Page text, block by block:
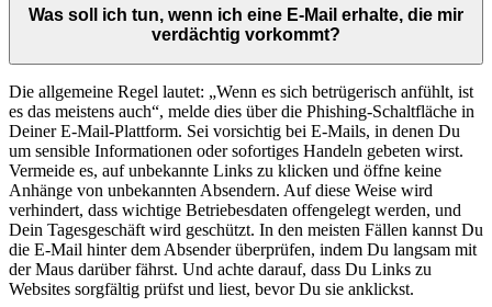
Was soll ich tun, wenn ich eine E-Mail erhalte, die mir
verdächtig vorkommt?
Die allgemeine Regel lautet: „Wenn es sich betrügerisch anfühlt, ist
es das meistens auch“, melde dies über die Phishing-Schaltfläche in
Deiner E-Mail-Plattform. Sei vorsichtig bei E-Mails, in denen Du
um sensible Informationen oder sofortiges Handeln gebeten wirst.
Vermeide es, auf unbekannte Links zu klicken und öffne keine
Anhänge von unbekannten Absendern. Auf diese Weise wird
verhindert, dass wichtige Betriebesdaten offengelegt werden, und
Dein Tagesgeschäft wird geschützt. In den meisten Fällen kannst Du
die E-Mail hinter dem Absender überprüfen, indem Du langsam mit
der Maus darüber fährst. Und achte darauf, dass Du Links zu
Websites sorgfältig prüfst und liest, bevor Du sie anklickst.